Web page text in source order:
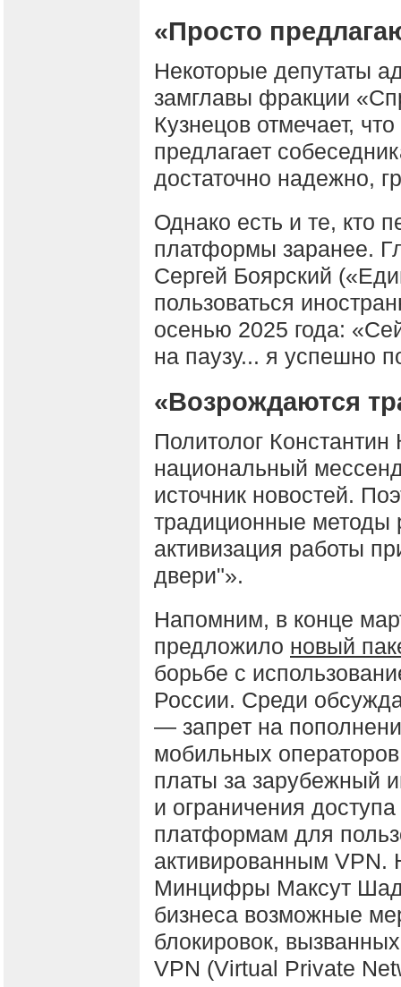
«Просто
Некоторые депутаты
замглавы фракции
Кузнецов отмечает,
предлагает
достаточно надежно,
Однако есть и те, кто
платформы заранее.
Сергей Боярский
пользоваться
осенью 2025 года:
на паузу... я успешно
«Возрождаются
Политолог Константин
национальный
источник новостей.
традиционные методы
активизация работы
двери"».
Напомним, в конце
предложило новый
борьбе с
России. Среди
— запрет на
мобильных
платы за зарубежный
и ограничения
платформам для
активированным VPN.
Минцифры Максут
бизнеса возможные
блокировок,
VPN (Virtual Private